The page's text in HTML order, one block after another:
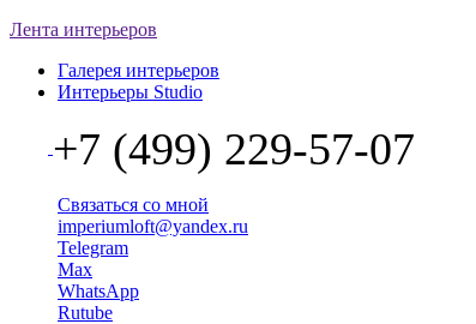
Лента интерьеров
Галерея интерьеров
Интерьеры Studio
+7 (499) 229-57-07
Связаться со мной
imperiumloft@yandex.ru
Telegram
Max
WhatsApp
Rutube